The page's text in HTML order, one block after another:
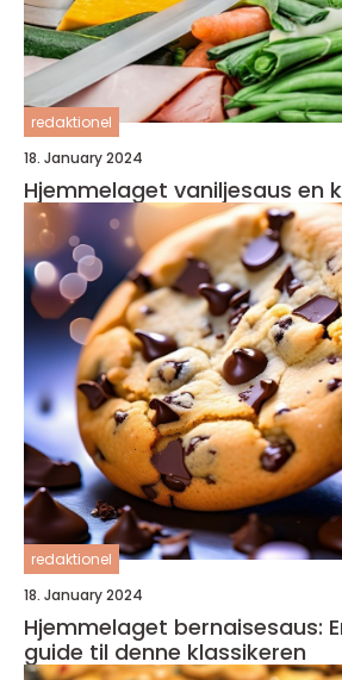
redaktionel
18. January 2024
redaktionel
18. January 2024
Hjemmelaget bernaisesaus:
guide til denne klassikeren